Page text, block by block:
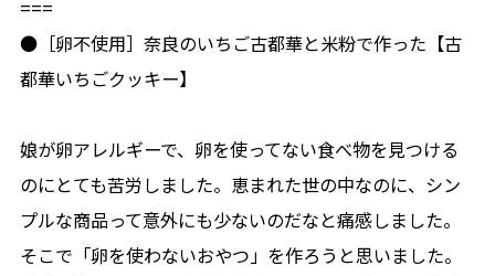
===
●［卵不使用］奈良のいちご古都華と米粉で作った【古
都華いちごクッキー】
娘が卵アレルギーで、卵を使ってない食べ物を見つける
のにとても苦労しました。恵まれた世の中なのに、シン
プルな商品って意外にも少ないのだなと痛感しました。
そこで「卵を使わないおやつ」を作ろうと思いました。